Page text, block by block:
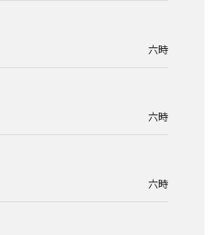
六時
六時
六時